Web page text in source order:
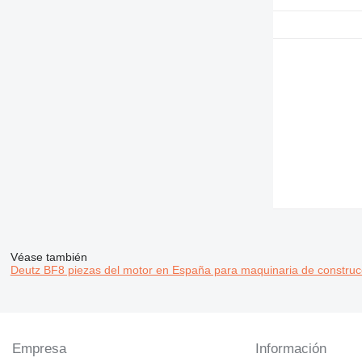
990
992
DE
Véase también
Deutz BF8 piezas del motor en España para maquinaria de
Empresa Información